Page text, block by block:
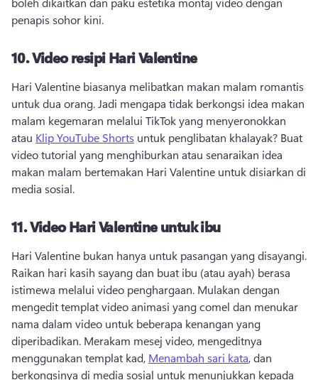
penapis sohor kini.
10.Video resipi Hari Valentine
Hari Valentine biasanya melibatkan makan malam romantis
untuk dua orang. Jadi mengapa tidak berkongsi idea makan
malam kegemaran melalui TikTok yang menyeronokkan
atau Klip YouTube Shorts untuk penglibatan khalayak? Buat
video tutorial yang menghiburkan atau senaraikan idea
makan malam bertemakan Hari Valentine untuk disiarkan di
media sosial.
11.Video Hari Valentine untuk ibu
Raikan hari kasih sayang dan buat ibu (atau ayah) berasa
istimewa melalui video penghargaan. Mulakan dengan
mengedit templat video animasi yang comel dan menukar
nama dalam video untuk beberapa kenangan yang
diperibadikan. Merakam mesej video, mengeditnya
menggunakan templat kad, Menambah sari kata, dan
berkongsinya di media sosial untuk menunjukkan kepada